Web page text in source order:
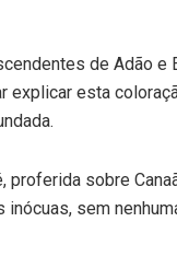
de Adão e
explicar esta
proferida sobre
sem